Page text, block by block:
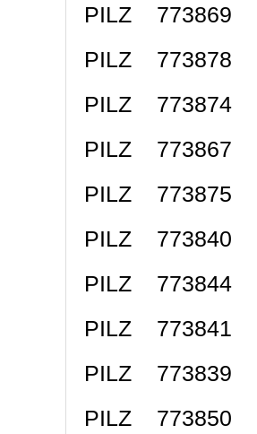
PILZ 773869
PILZ 773878
PILZ 773874
PILZ 773867
PILZ 773875
PILZ 773840
PILZ 773844
PILZ 773841
PILZ 773839
PILZ 773850